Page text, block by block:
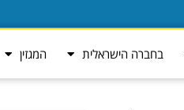
בחברה הישראלית המגזין